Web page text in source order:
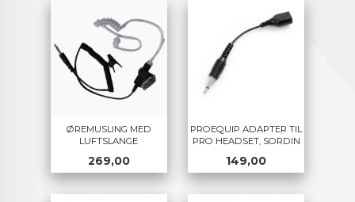
ØREMUSLING MED
LUFTSLANGE
Pris
269,00
PROEQUIP ADAPTER TIL
PRO HEADSET, SORDIN
Pris
149,00